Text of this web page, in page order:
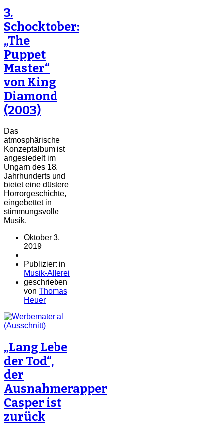
3.
Schocktober:
„The
Puppet
Master“
von King
Diamond
(2003)
Das
atmosphärische
Konzeptalbum ist
angesiedelt im
Ungarn des 18.
Jahrhunderts und
bietet eine düstere
Horrorgeschichte,
eingebettet in
stimmungsvolle
Musik.
Oktober 3,
2019
Publiziert in
Musik-Allerei
geschrieben
von Thomas
Heuer
„Lang Lebe
der Tod“,
der
Ausnahmerapper
Casper ist
zurück